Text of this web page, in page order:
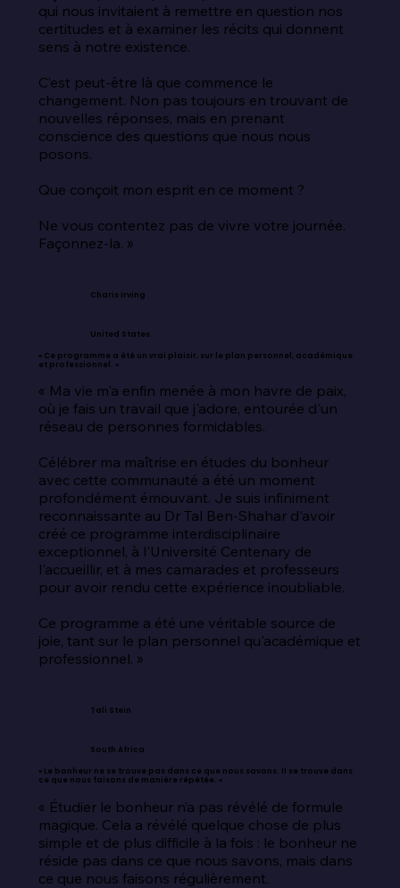
qui nous invitaient à remettre en question nos
certitudes et à examiner les récits qui donnent
sens à notre existence.
C’est peut-être là que commence le
changement. Non pas toujours en trouvant de
nouvelles réponses, mais en prenant
conscience des questions que nous nous
posons.
Que conçoit mon esprit en ce moment ?
Ne vous contentez pas de vivre votre journée.
Façonnez-la. »
Charis Irving
United States
« Ce programme a été un vrai plaisir, sur le plan personnel, académique
et professionnel. »
« Ma vie m'a enfin menée à mon havre de paix,
où je fais un travail que j'adore, entourée d'un
réseau de personnes formidables.
Célébrer ma maîtrise en études du bonheur
avec cette communauté a été un moment
profondément émouvant. Je suis infiniment
reconnaissante au Dr Tal Ben-Shahar d'avoir
créé ce programme interdisciplinaire
exceptionnel, à l'Université Centenary de
l'accueillir, et à mes camarades et professeurs
pour avoir rendu cette expérience inoubliable.
Ce programme a été une véritable source de
joie, tant sur le plan personnel qu'académique et
professionnel. »
Tali Stein
South Africa
« Le bonheur ne se trouve pas dans ce que nous savons. Il se trouve dans
ce que nous faisons de manière répétée. »
« Étudier le bonheur n’a pas révélé de formule
magique. Cela a révélé quelque chose de plus
simple et de plus difficile à la fois : le bonheur ne
réside pas dans ce que nous savons, mais dans
ce que nous faisons régulièrement.